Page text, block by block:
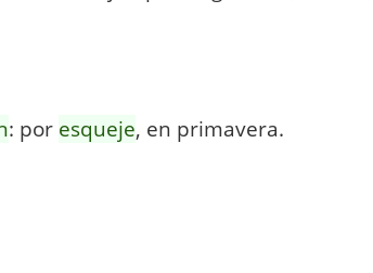
: por esqueje, en primavera.